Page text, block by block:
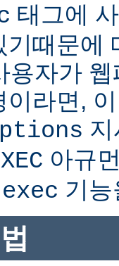
태그에
기때문에
용자가
이라면,
아규
exec 기